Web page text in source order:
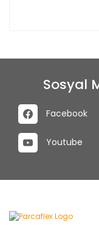
Sosyal
Facebook
Youtube